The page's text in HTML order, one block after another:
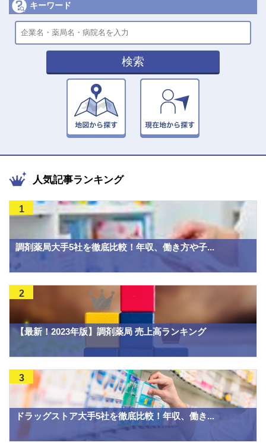
キーワード
検索
人気記事ランキング
調剤薬局大手5社を徹底比較！年収、働き方や子...
1
【最新！2023年版】調剤薬局 売上高ランキング
2
ドラッグストア大手5社を徹底比較！年収、働き...
3